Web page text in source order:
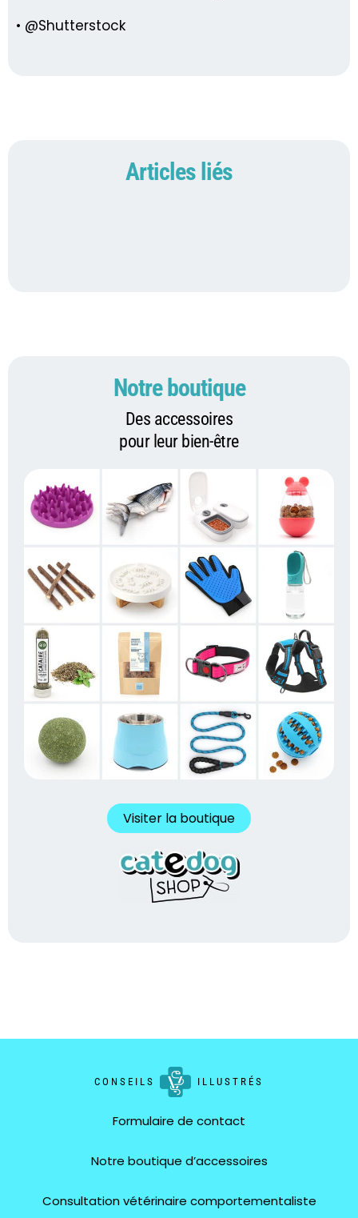
• @Shutterstock
Articles liés
Notre boutique
Des accessoires
pour leur bien-être
Visiter la boutique
CONSEILS ILLUSTRÉS
Formulaire de contact
Notre boutique d’accessoires
Consultation vétérinaire comportementaliste